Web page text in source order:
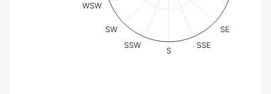
SE
SSE
S
SSW
SW
WSW